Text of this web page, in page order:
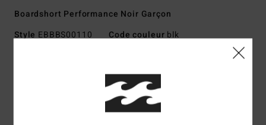
Boardshort Performance Noir Garçon
StyleEBBBS00110 Code couleurblk
matière Upcycler 4-way stretch 90% polyester
recyclé, 10% élasthanne